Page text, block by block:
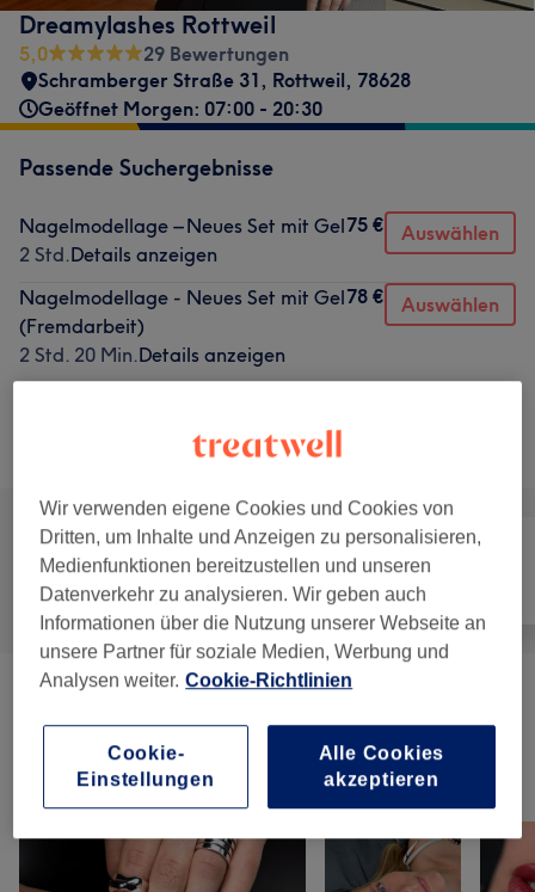
Dreamylashes Rottweil
5,0
29 Bewertungen
Schramberger Straße 31, Rottweil, 78628
Geöffnet Morgen: 07:00 - 20:30
Passende Suchergebnisse
Nagelmodellage – Neues Set mit Gel
2 Std.Details anzeigen
75 € Auswählen
Nagelmodellage - Neues Set mit Gel
(Fremdarbeit)
2 Std. 20 Min.Details anzeigen
78 € Auswählen
Nicht gefunden wonach du gesucht hast?
Alle Nägel
Unsere Arbeit
Bild anklicken für weitere Details
Wir verwenden eigene Cookies und Cookies von
Dritten, um Inhalte und Anzeigen zu personalisieren,
Medienfunktionen bereitzustellen und unseren
Datenverkehr zu analysieren. Wir geben auch
Informationen über die Nutzung unserer Webseite an
unsere Partner für soziale Medien, Werbung und
Analysen weiter. Cookie-Richtlinien
Cookie-
Einstellungen
Alle Cookies
akzeptieren